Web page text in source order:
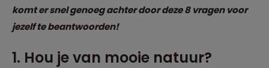
komt er snel genoeg achter door deze 8 vragen voor
jezelf te beantwoorden!
1. Hou je van mooie natuur?